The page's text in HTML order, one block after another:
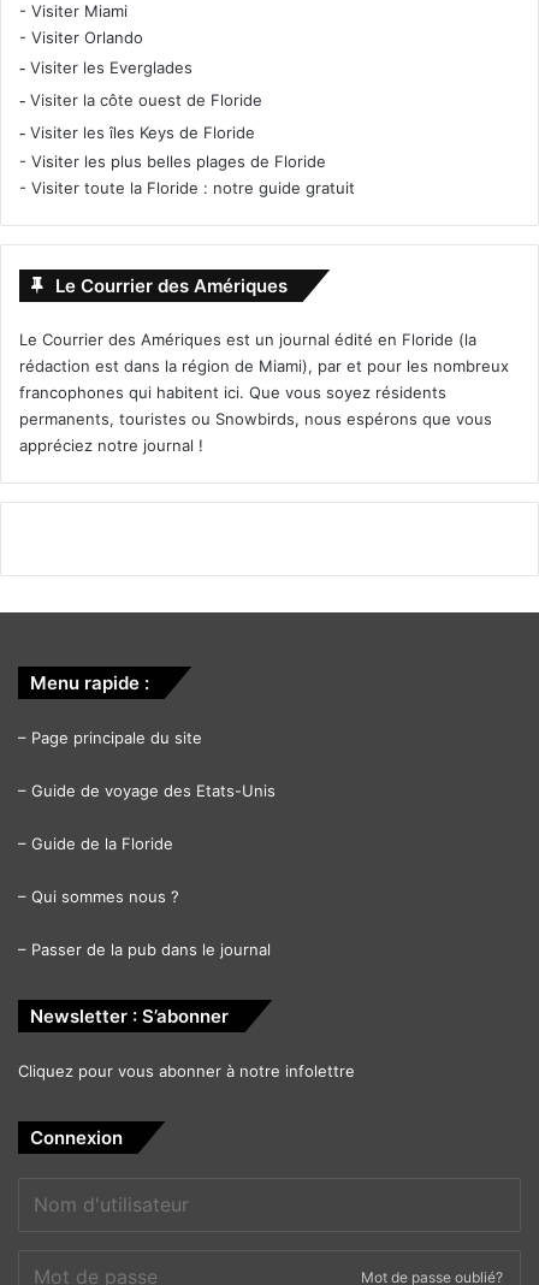
- Visiter Miami
- Visiter Orlando
- Visiter les Everglades
- Visiter la côte ouest de Floride
- Visiter les îles Keys de Floride
- Visiter les plus belles plages de Floride
- Visiter toute la Floride : notre guide gratuit
Le Courrier des Amériques
Le Courrier des Amériques est un journal édité en Floride (la
rédaction est dans la région de Miami), par et pour les nombreux
francophones qui habitent ici. Que vous soyez résidents
permanents, touristes ou Snowbirds, nous espérons que vous
appréciez notre journal !
Menu rapide :
– Page principale du site
– Guide de voyage des Etats-Unis
– Guide de la Floride
– Qui sommes nous ?
– Passer de la pub dans le journal
Newsletter : S’abonner
Cliquez pour vous abonner à notre infolettre
Connexion
Mot de passe oublié?